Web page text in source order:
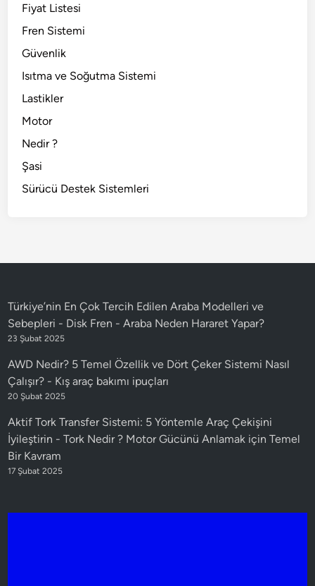
Fiyat Listesi
Fren Sistemi
Güvenlik
Isıtma ve Soğutma Sistemi
Lastikler
Motor
Nedir ?
Şasi
Sürücü Destek Sistemleri
Türkiye’nin En Çok Tercih Edilen Araba Modelleri ve
Sebepleri - Disk Fren -Araba Neden Hararet Yapar?
23 Şubat 2025
AWD Nedir? 5 Temel Özellik ve Dört Çeker Sistemi Nasıl
Çalışır? - Kış araç bakımı ipuçları
20 Şubat 2025
Aktif Tork Transfer Sistemi: 5 Yöntemle Araç Çekişini
İyileştirin -Tork Nedir ? Motor Gücünü Anlamak için Temel
Bir Kavram
17 Şubat 2025